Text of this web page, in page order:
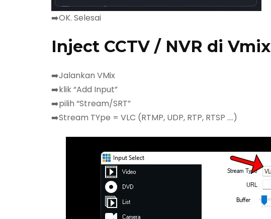
➡️OK. Selesai
Inject CCTV / NVR di Vmix
➡️Jalankan VMix
➡️klik “Add Input”
➡️pilih “Stream/SRT”
➡️Stream TYpe = VLC (RTMP, UDP, RTP, RTSP ….)